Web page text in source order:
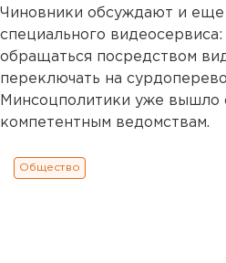
Чиновники обсуждают и еще
специального
обращаться посредством
переключать на
Минсоцполитики уже вышло
компетентным ведомствам.
Общество